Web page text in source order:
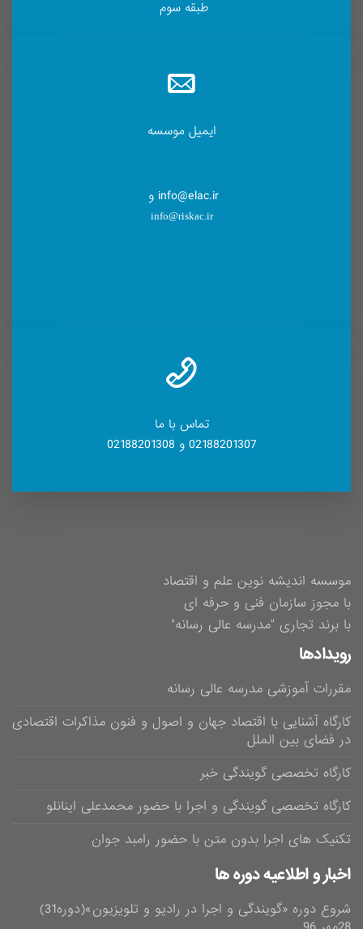
طبقه سوم
ایمیل موسسه
info@elac.ir و
info@riskac.ir
تماس با ما
02188201307 و 02188201308
موسسه اندیشه نوین علم و اقتصاد
با مجوز سازمان فنی و حرفه ای
با برند تجاری "مدرسه عالی رسانه"
رویدادها
مقررات آموزشی مدرسه عالی رسانه
کارگاه آشنایی با اقتصاد جهان و اصول و فنون مذاکرات اقتصادی
در فضای بین الملل
کارگاه تخصصی گویندگی خبر
کارگاه تخصصی گویندگی و اجرا با حضور محمدعلی اینانلو
تکنیک های اجرا بدون متن با حضور رامبد جوان
اخبار و اطلاعیه دوره ها
شروع دوره «گویندگی و اجرا در رادیو و تلویزیون»(دوره31)